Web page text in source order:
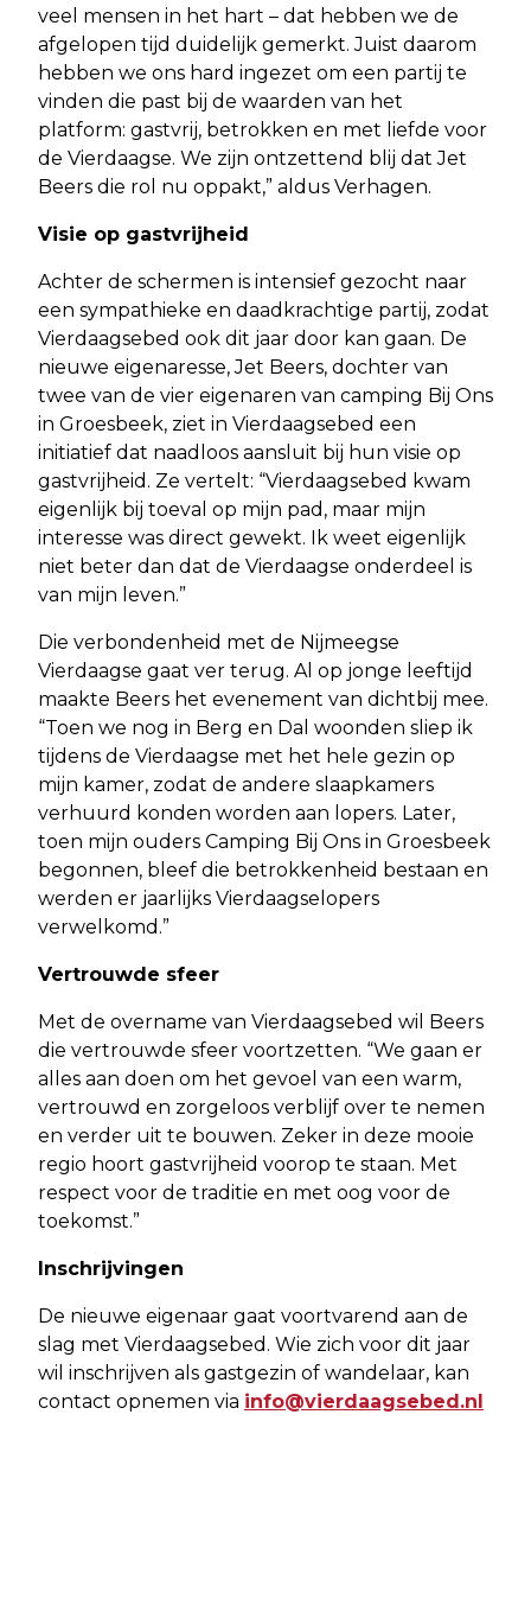
veel mensen in het hart – dat hebben we de
afgelopen tijd duidelijk gemerkt. Juist daarom
hebben we ons hard ingezet om een partij te
vinden die past bij de waarden van het
platform: gastvrij, betrokken en met liefde voor
de Vierdaagse. We zijn ontzettend blij dat Jet
Beers die rol nu oppakt,” aldus Verhagen.
Visie op gastvrijheid
Achter de schermen is intensief gezocht naar
een sympathieke en daadkrachtige partij, zodat
Vierdaagsebed ook dit jaar door kan gaan. De
nieuwe eigenaresse, Jet Beers, dochter van
twee van de vier eigenaren van camping Bij Ons
in Groesbeek, ziet in Vierdaagsebed een
initiatief dat naadloos aansluit bij hun visie op
gastvrijheid. Ze vertelt: “Vierdaagsebed kwam
eigenlijk bij toeval op mijn pad, maar mijn
interesse was direct gewekt. Ik weet eigenlijk
niet beter dan dat de Vierdaagse onderdeel is
van mijn leven.”
Die verbondenheid met de Nijmeegse
Vierdaagse gaat ver terug. Al op jonge leeftijd
maakte Beers het evenement van dichtbij mee.
“Toen we nog in Berg en Dal woonden sliep ik
tijdens de Vierdaagse met het hele gezin op
mijn kamer, zodat de andere slaapkamers
verhuurd konden worden aan lopers. Later,
toen mijn ouders Camping Bij Ons in Groesbeek
begonnen, bleef die betrokkenheid bestaan en
werden er jaarlijks Vierdaagselopers
verwelkomd.”
Vertrouwde sfeer
Met de overname van Vierdaagsebed wil Beers
die vertrouwde sfeer voortzetten. “We gaan er
alles aan doen om het gevoel van een warm,
vertrouwd en zorgeloos verblijf over te nemen
en verder uit te bouwen. Zeker in deze mooie
regio hoort gastvrijheid voorop te staan. Met
respect voor de traditie en met oog voor de
toekomst.”
Inschrijvingen
De nieuwe eigenaar gaat voortvarend aan de
slag met Vierdaagsebed. Wie zich voor dit jaar
wil inschrijven als gastgezin of wandelaar, kan
contact opnemen via info@vierdaagsebed.nl